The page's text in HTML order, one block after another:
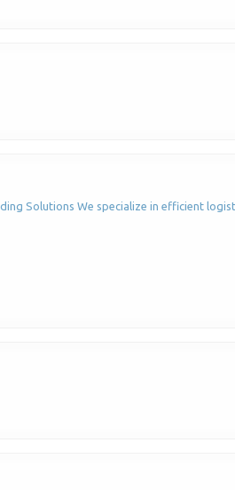
Solutions We specialize in efficient